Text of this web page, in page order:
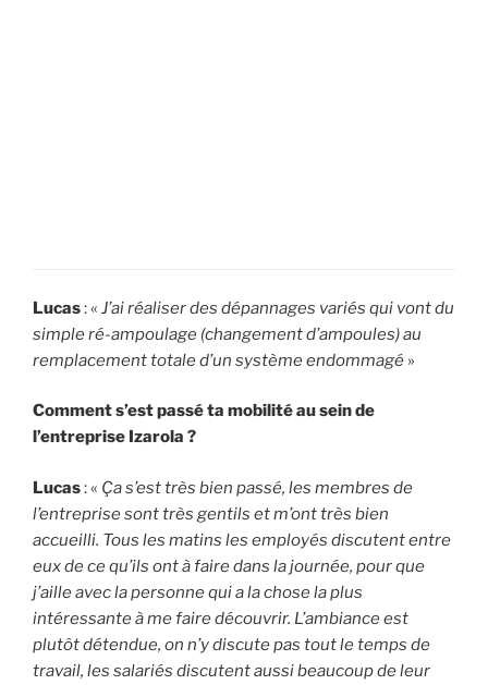
Lucas: « J’ai réaliser des dépannages variés qui vont du
simple ré-ampoulage (changement d’ampoules) au
remplacement totale d’un système endommagé »
Comment s’est passé ta mobilité au sein de
l’entreprise Izarola ?
Lucas: « Ça s’est très bien passé, les membres de
l’entreprise sont très gentils et m’ont très bien
accueilli. Tous les matins les employés discutent entre
eux de ce qu’ils ont à faire dans la journée, pour que
j’aille avec la personne qui a la chose la plus
intéressante à me faire découvrir. L’ambiance est
plutôt détendue, on n’y discute pas tout le temps de
travail, les salariés discutent aussi beaucoup de leur